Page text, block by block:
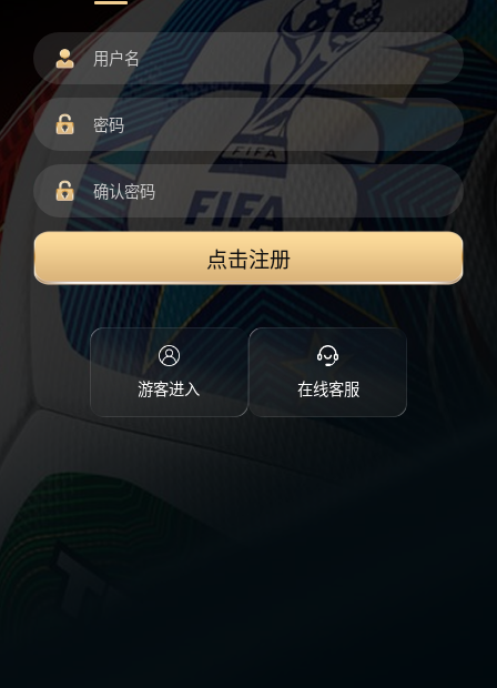
点击注册
游客进入 在线客服